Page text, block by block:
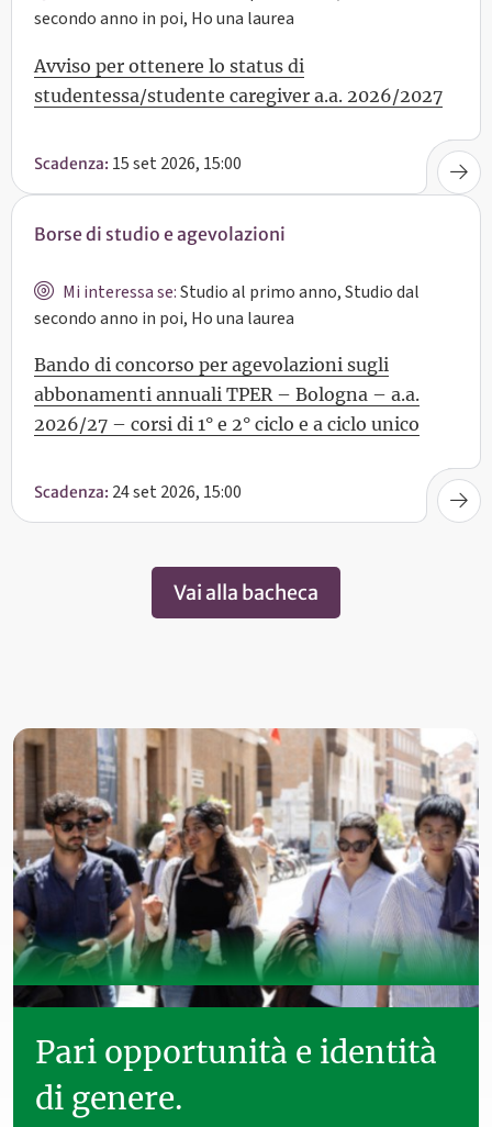
secondo anno in poi, Ho una laurea
Avviso per ottenere lo status di
studentessa/studente caregiver a.a. 2026/2027
Scadenza: 15 set 2026, 15:00
Borse di studio e agevolazioni
Mi interessa se:Studio al primo anno, Studio dal
secondo anno in poi, Ho una laurea
Bando di concorso per agevolazioni sugli
abbonamenti annuali TPER – Bologna – a.a.
2026/27 – corsi di 1° e 2° ciclo e a ciclo unico
Scadenza: 24 set 2026, 15:00
Vai alla bacheca
Pari opportunità e identità
di genere.